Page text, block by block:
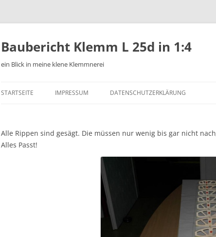
Zum
springen
Baubericht Klemm L 25d in 1:4
ein Blick in meine klene Klemmnerei
STARTSEITE IMPRESSUM DATENSCHUTZERKLÄRUNG
Alle Rippen sind gesägt. Die müssen nur wenig bis gar nicht
Alles Passt!